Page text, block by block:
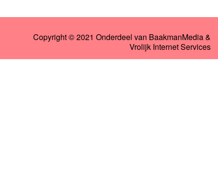
Copyright © 2021 Onderdeel van BaakmanMedia&
Vrolijk Internet Services